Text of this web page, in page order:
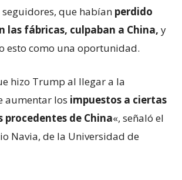
seguidores, que habían perdido
las fábricas, culpaban a China, y
esto como una oportunidad.
hizo Trump al llegar a la
aumentar los impuestos a ciertas
de China«, señaló el
Navia, de la Universidad de